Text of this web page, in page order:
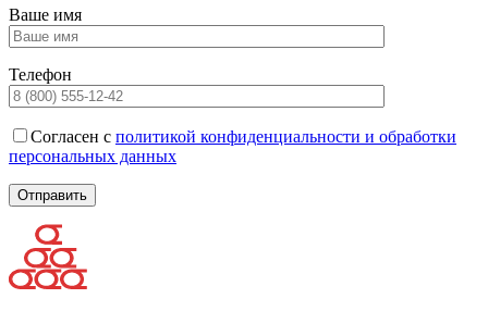
Ваше имя
Телефон
Согласен с политикой конфиденциальности и обработки
персональных данных